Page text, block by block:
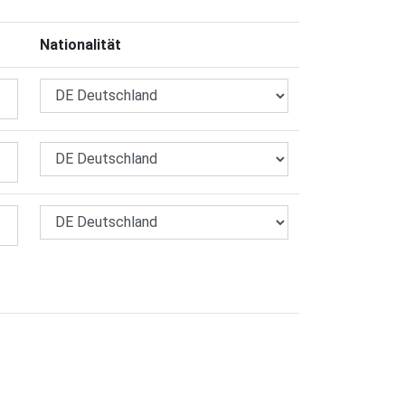
Nationalität